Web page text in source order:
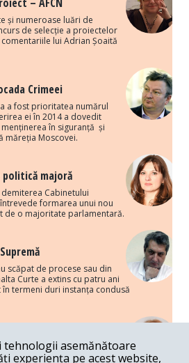
și numeroase luări de
de selecție a proiectelor
lui Adrian Șoaită
Crimeei
a fost prioritatea numărul
ei în 2014 a dovedit
în siguranță și
măreția Moscovei.
majoră
Cabinetului
formarea unui nou
de o majoritate parlamentară.
scăpat de procese sau din
Curte a extins cu patru ani
în termeni duri instanța condusă
haosului politic
rezista cu retorica falsă a
tehnologii asemănătoare
experiența pe acest website,